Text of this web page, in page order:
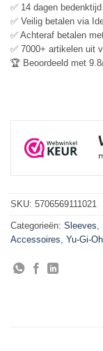
✅ 14 dagen
✅ Veilig betalen via
✅ Achteraf betalen
✅ 7000+ artikelen uit
🏆 Beoordeeld met
SKU: 5706569111021
Categorieën: Sleeves,
Accessoires, Yu-Gi-